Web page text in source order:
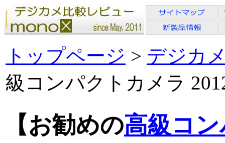
トップページ > デジカ
級コンパクトカメラ
【お勧めの高級コ